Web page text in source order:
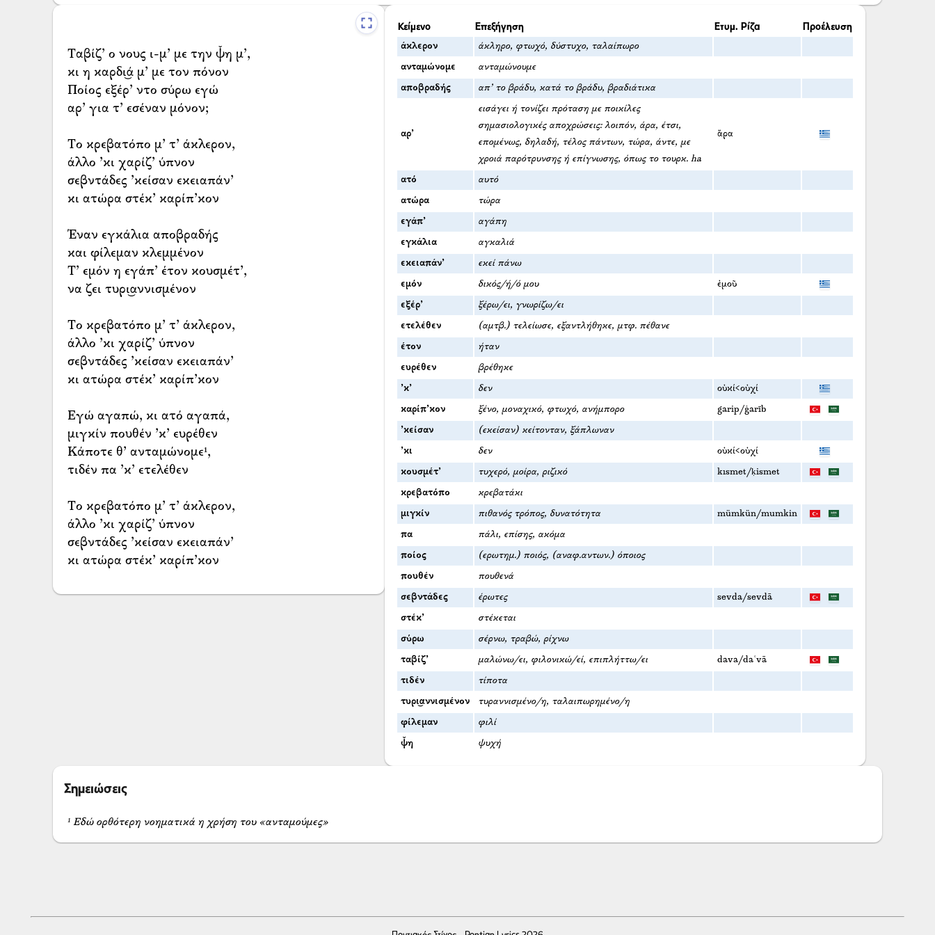
Ταβίζ’ ο νους ι-μ’ με την ψ̌η μ’,
κι η καρδι͜ά μ’ με τον πόνον
Ποίος εξέρ’ ντο σύρω εγώ
αρ’ για τ’ εσέναν μόνον;
Το κρεβατόπο μ’ τ’ άκλερον,
άλλο ’κι χαρίζ’ ύπνον
σεβντάδες ’κείσαν εκειαπάν’
κι ατώρα στέκ’ καρίπ’κον
Έναν εγκάλια αποβραδής
και φίλεμαν κλεμμένον
Τ’ εμόν η εγάπ’ έτον κουσμέτ’,
να ζει τυρι͜αννισμένον
Το κρεβατόπο μ’ τ’ άκλερον,
άλλο ’κι χαρίζ’ ύπνον
σεβντάδες ’κείσαν εκειαπάν’
κι ατώρα στέκ’ καρίπ’κον
Εγώ αγαπώ, κι ατό αγαπά,
μιγκίν πουθέν ’κ’ ευρέθεν
Κάποτε θ’ ανταμώνομε¹,
τιδέν πα ’κ’ ετελέθεν
Το κρεβατόπο μ’ τ’ άκλερον,
άλλο ’κι χαρίζ’ ύπνον
σεβντάδες ’κείσαν εκειαπάν’
κι ατώρα στέκ’ καρίπ’κον
Κείμενο Επεξήγηση Ετυμ. Ρίζα Προέλευση
άκλερον άκληρο, φτωχό, δύστυχο, ταλαίπωρο
ανταμώνομε ανταμώνουμε
αποβραδής απ’ το βράδυ, κατά το βράδυ, βραδιάτικα
αρ’
εισάγει ή τονίζει πρόταση με ποικίλες
σημασιολογικές αποχρώσεις: λοιπόν, άρα, έτσι,
επομένως, δηλαδή, τέλος πάντων, τώρα, άντε, με
χροιά παρότρυνσης ή επίγνωσης, όπως το τουρκ. ha
ἄρα
ατό αυτό
ατώρα τώρα
εγάπ’ αγάπη
εγκάλια αγκαλιά
εκειαπάν’ εκεί πάνω
εμόν δικός/ή/ό μου ἐμοῦ
εξέρ’ ξέρω/ει, γνωρίζω/ει
ετελέθεν (αμτβ.) τελείωσε, εξαντλήθηκε, μτφ. πέθανε
έτον ήταν
ευρέθεν βρέθηκε
’κ’ δεν οὐκί<οὐχί
καρίπ’κον ξένο, μοναχικό, φτωχό, ανήμπορο garip/ġarīb
’κείσαν (εκείσαν) κείτονταν, ξάπλωναν
’κι δεν οὐκί<οὐχί
κουσμέτ’ τυχερό, μοίρα, ριζικό kısmet/ḳismet
κρεβατόπο κρεβατάκι
μιγκίν πιθανός τρόπος, δυνατότητα mümkün/mumkin
πα πάλι, επίσης, ακόμα
ποίος (ερωτημ.) ποιός, (αναφ.αντων.) όποιος
πουθέν πουθενά
σεβντάδες έρωτες sevda/sevdā
στέκ’ στέκεται
σύρω σέρνω, τραβώ, ρίχνω
ταβίζ’ μαλώνω/ει, φιλονικώ/εί, επιπλήττω/ει dava/daʿvā
τιδέν τίποτα
τυρι͜αννισμένον τυραννισμένο/η, ταλαιπωρημένο/η
φίλεμαν φιλί
ψ̌η ψυχή
Σημειώσεις
¹ Εδώ ορθότερη νοηματικά η χρήση του «ανταμούμες»